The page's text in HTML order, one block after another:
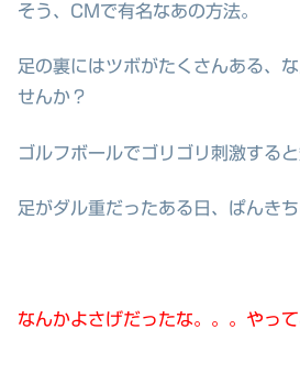
そう、CMで有名なあの方法。
足の裏にはツボがたくさんある、
せんか？
ゴルフボールでゴリゴリ刺激する
足がダル重だったある日、ぱんき
なんかよさげだったな。。。やって